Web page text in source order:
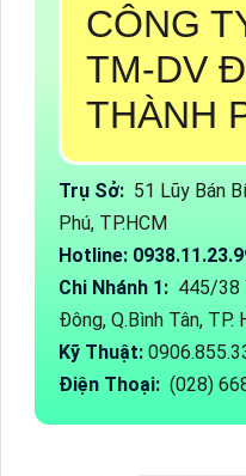
CÔNG
TM-DV
THÀNH
Trụ Sở: 51 Lũy Bán
Phú, TP.HCM
Hotline:
Chi Nhánh 1: 445/38
Đông, Q.Bình Tân, TP.
Kỹ Thuật:
Điện Thoại: (028)